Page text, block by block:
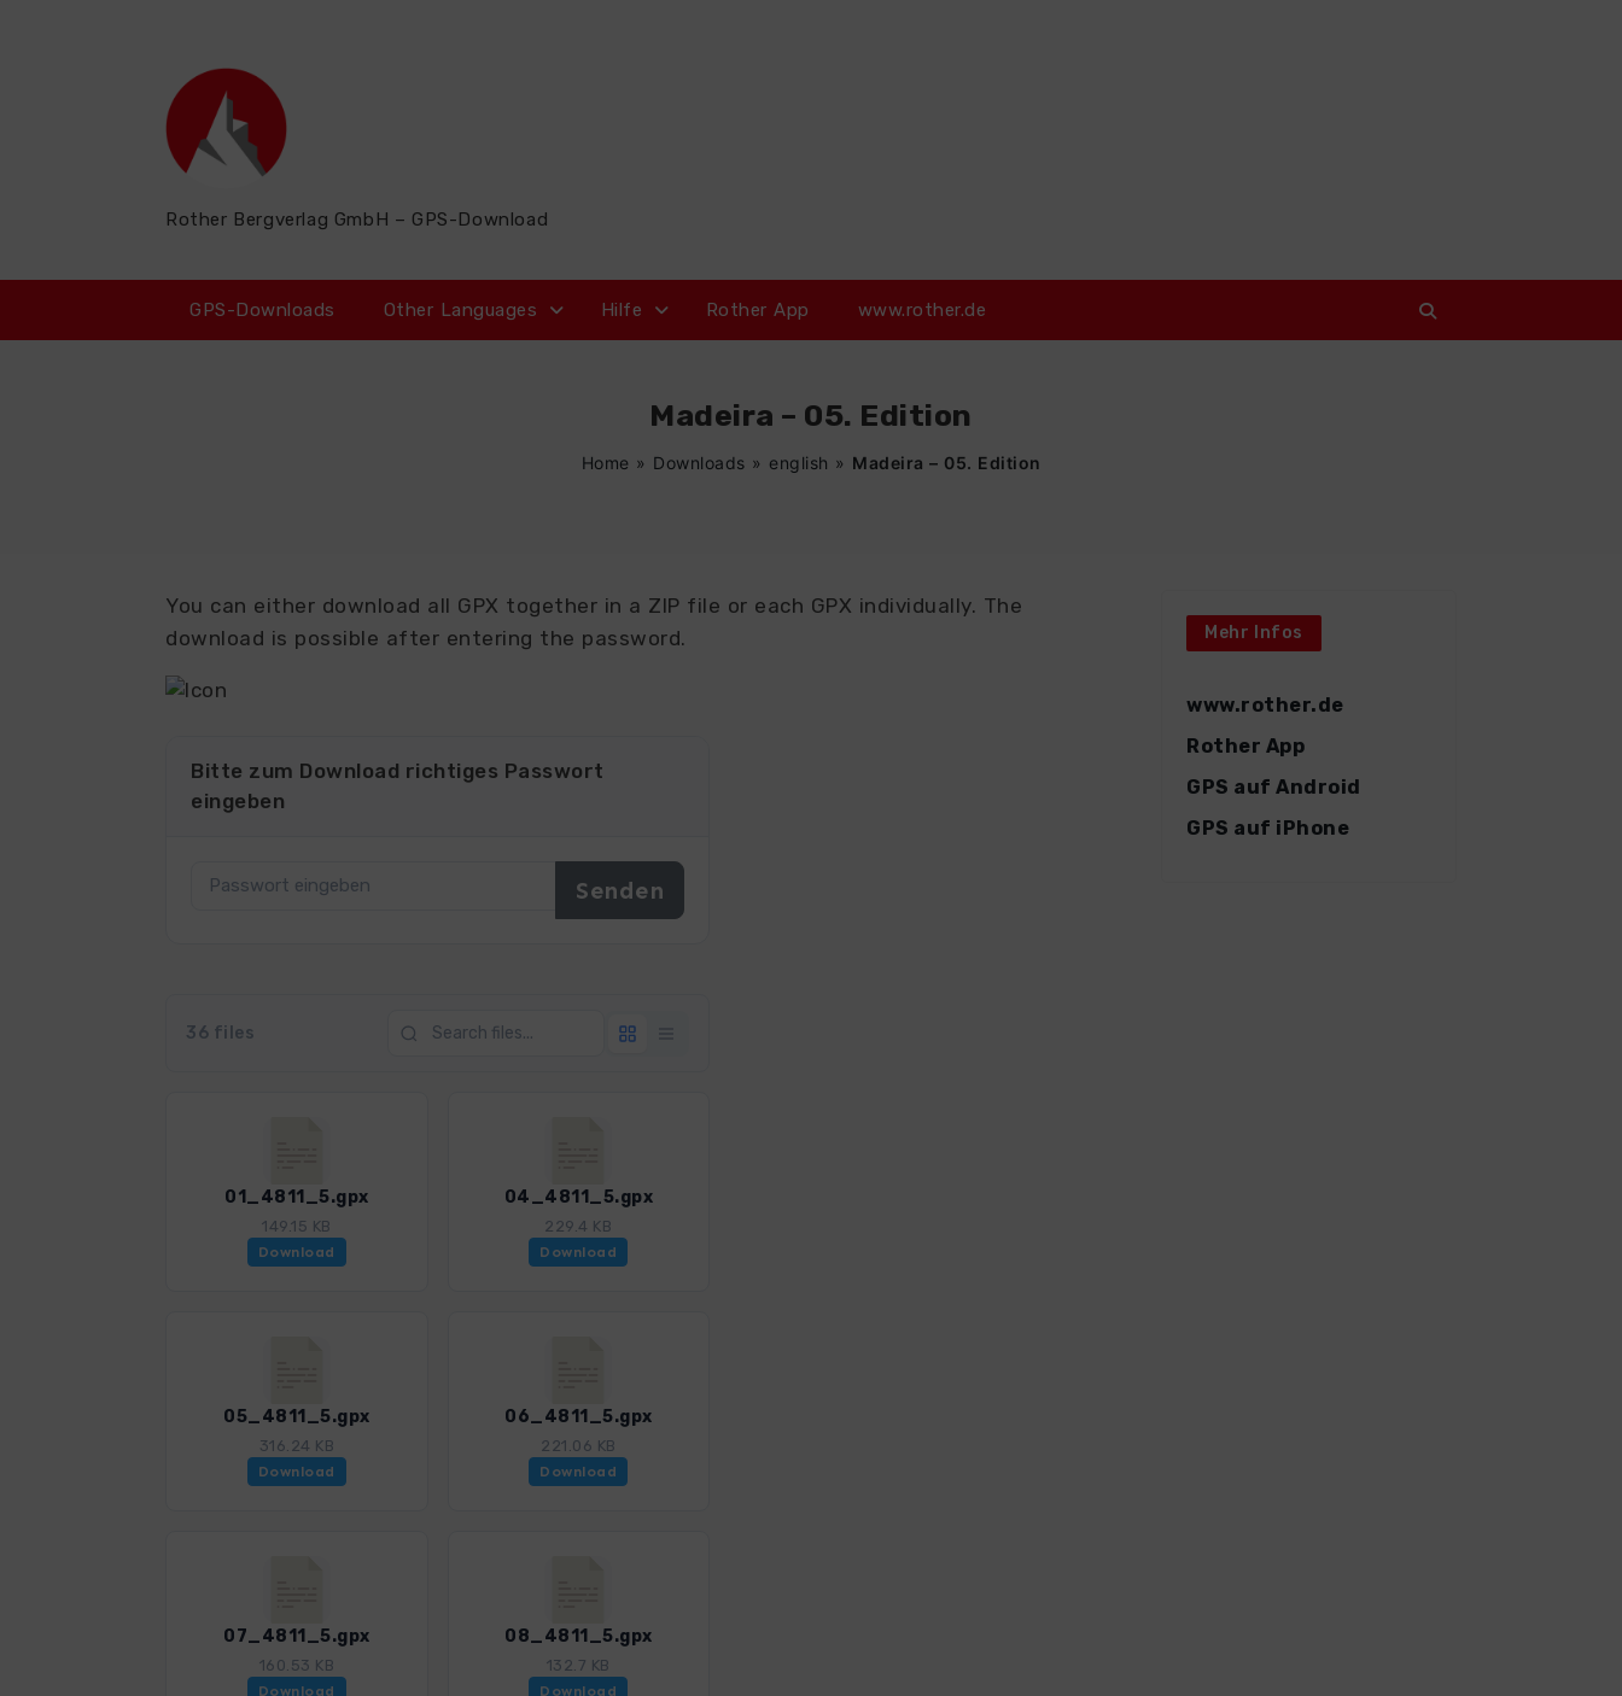
Rother Bergverlag GmbH – GPS-Download
GPS-Downloads Other Languages Hilfe Rother App www.rother.de
Madeira – 05. Edition
Home » Downloads » english » Madeira – 05. Edition
You can either download all GPX together in a ZIP file or each GPX individually. The
download is possible after entering the password.
Bitte zum Download richtiges Passwort
eingeben
36 files
01_4811_5.gpx
149.15 KB
Download
04_4811_5.gpx
229.4 KB
Download
05_4811_5.gpx
316.24 KB
Download
06_4811_5.gpx
221.06 KB
Download
07_4811_5.gpx
160.53 KB
Download
08_4811_5.gpx
132.7 KB
Download
Mehr Infos
www.rother.de
Rother App
GPS auf Android
GPS auf iPhone